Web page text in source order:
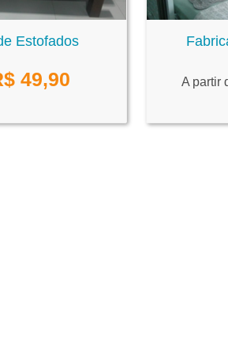
Estofados
49,90 A partir